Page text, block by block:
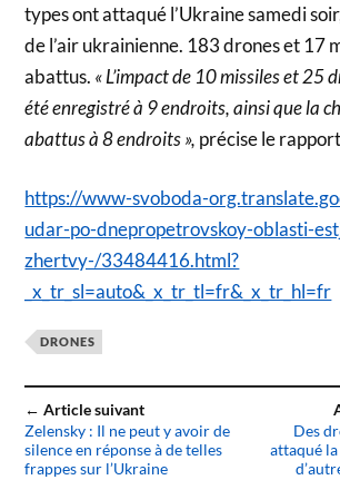
types ont attaqué l’Ukraine samedi
de l’air ukrainienne. 183 drones et 17
abattus. « L’impact de 10 missiles et 25
été enregistré à 9 endroits, ainsi que la
abattus à 8 endroits », précise le
https://www-svoboda-
udar-po-dnepropetrovskoy-oblasti-
zhertvy-/33484416.html?
_x_tr_sl=auto&_x_tr_tl=fr&_x_tr_hl=fr
DRONES
← Article suivant
Zelensky : Il ne peut y avoir de
silence en réponse à de telles
frappes sur l’Ukraine
Des
attaqué